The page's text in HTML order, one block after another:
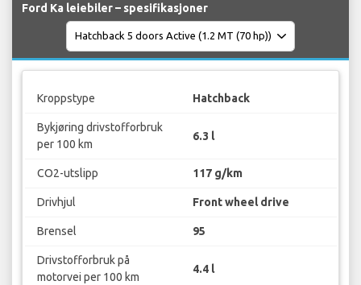
Ford Ka leiebiler – spesifikasjoner
Kroppstype Hatchback
Bykjøring drivstofforbruk
per 100 km
6.3 l
CO2-utslipp 117 g/km
Drivhjul Front wheel drive
Brensel 95
Drivstofforbruk på
motorvei per 100 km
4.4 l